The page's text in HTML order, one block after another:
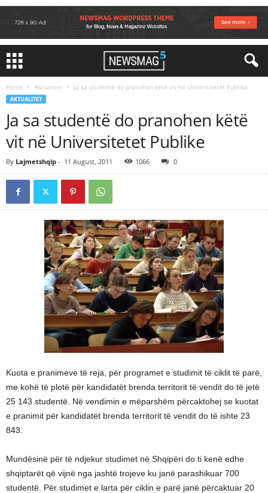
Home Aktualitet Ja sa studentë do pranohen këtë vit në Universitetet Publike
AKTUALITET
Ja sa studentë do pranohen këtë
vit në Universitetet Publike
By Lajmetshqip - 11 August, 2011 1066 0
Kuota e pranimeve të reja, për programet e studimit të ciklit të parë,
me kohë të plotë për kandidatët brenda territorit të vendit do të jetë
25 143 studentë. Në vendimin e mëparshëm përcaktohej se kuotat
e pranimit për kandidatët brenda territorit të vendit do të ishte 23
843.
Mundësinë për të ndjekur studimet në Shqipëri do ti kenë edhe
shqiptarët që vijnë nga jashtë trojeve ku janë parashikuar 700
studentë. Për studimet e larta për ciklin e parë janë përcaktuar 20